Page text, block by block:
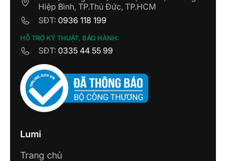
Hiệp Bình, TP.Thủ Đức, TP.HCM
SĐT: 0936 118 199
HỖ TRỢ KỸ THUẬT, BẢO HÀNH:
SĐT: 0335 44 55 99
Lumi
Trang chủ